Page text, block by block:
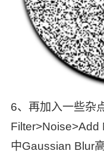
6、再加入一些杂
Filter>Noise>Add
中Gaussian Blur